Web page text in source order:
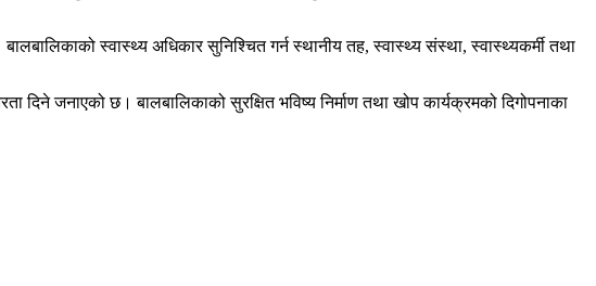
स्वास्थ्य अधिकार सुनिश्चित गर्न स्थानीय तह, स्वास्थ्य संस्था, स्वास्थ्यकर्मी तथा
दिने जनाएको छ। बालबालिकाको सुरक्षित भविष्य निर्माण तथा खोप कार्यक्रमको दिगोपनाका